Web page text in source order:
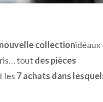
collectionidéaux
tout des pièces
les 7 achats dans